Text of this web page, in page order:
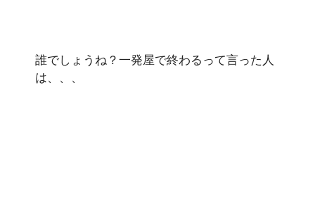
誰でしょうね？一発屋で終わるって言った人
は、、、